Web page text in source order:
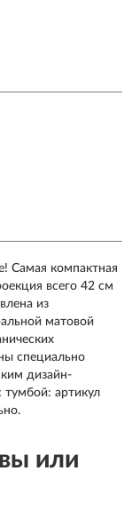
Самая компактная
всего 42 см
из
матовой
специально
дизайн-
тумбой: артикул
или